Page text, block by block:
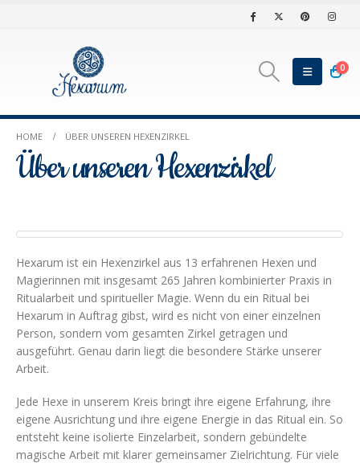
0
HOME ÜBER UNSEREN HEXENZIRKEL
Über unseren Hexenzirkel
Hexarum ist ein Hexenzirkel aus 13 erfahrenen Hexen und
Magierinnen mit insgesamt 265 Jahren kombinierter Praxis in
Ritualarbeit und spiritueller Magie. Wenn du ein Ritual bei
Hexarum in Auftrag gibst, wird es nicht von einer einzelnen
Person, sondern vom gesamten Zirkel getragen und
ausgeführt. Genau darin liegt die besondere Stärke unserer
Arbeit.
Jede Hexe in unserem Kreis bringt ihre eigene Erfahrung, ihre
eigene Ausrichtung und ihre eigene Energie in das Ritual ein. So
entsteht keine isolierte Einzelarbeit, sondern gebündelte
magische Arbeit mit klarer gemeinsamer Zielrichtung. Für viele